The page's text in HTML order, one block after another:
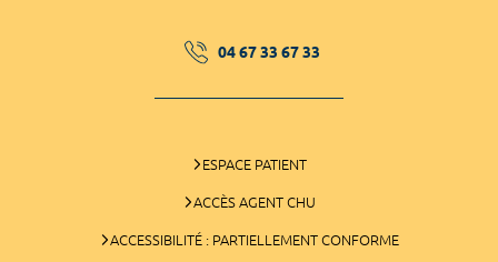
04 67 33 67 33
ESPACE PATIENT
ACCÈS AGENT CHU
ACCESSIBILITÉ : PARTIELLEMENT CONFORME